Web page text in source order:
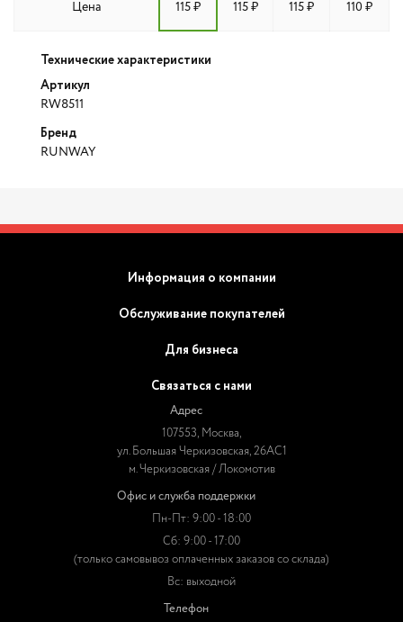
Цена 115 ₽ 115 ₽ 115 ₽ 110 ₽
Технические характеристики
Артикул
RW8511
Бренд
RUNWAY
Информация о компании
Обслуживание покупателей
Для бизнеса
Связаться с нами
Адрес
107553, Москва,
ул. Большая Черкизовская, 26АС1
м. Черкизовская / Локомотив
Офис и служба поддержки
Пн-Пт: 9:00 - 18:00
Сб: 9:00 - 17:00
(только самовывоз оплаченных заказов со склада)
Вс: выходной
Телефон